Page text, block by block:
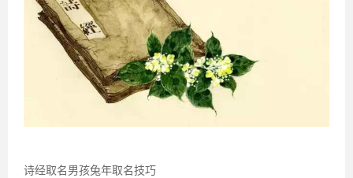
诗经取名男孩兔年取名技巧